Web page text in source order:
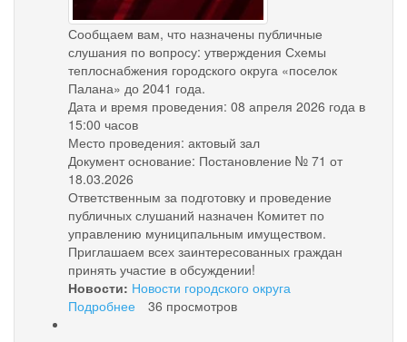
Сообщаем вам, что назначены публичные
слушания по вопросу: утверждения Схемы
теплоснабжения городского округа «поселок
Палана» до 2041 года.
Дата и время проведения: 08 апреля 2026 года в
15:00 часов
Место проведения: актовый зал
Документ основание: Постановление № 71 от
18.03.2026
Ответственным за подготовку и проведение
публичных слушаний назначен Комитет по
управлению муниципальным имуществом.
Приглашаем всех заинтересованных граждан
принять участие в обсуждении!
Новости: Новости городского округа
Подробнее
36 просмотров